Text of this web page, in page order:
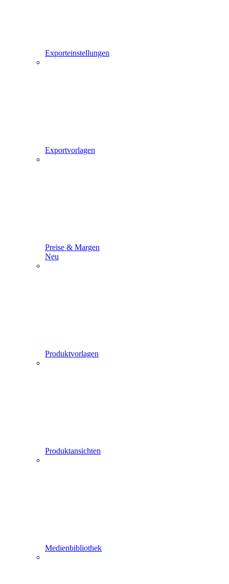
Exporteinstellungen
Exportvorlagen
Preise & Margen
Neu
Produktvorlagen
Produktansichten
Medienbibliothek